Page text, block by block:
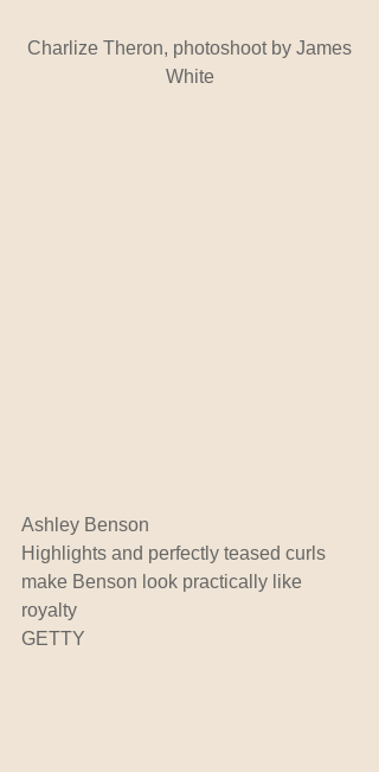
White
Ashley Benson
Highlights and perfectly teased curls
make Benson look practically like
royalty
GETTY